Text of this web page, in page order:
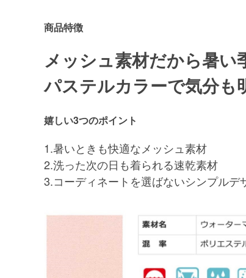
商品特徴
メッシュ素材だから暑い
パステルカラーで気分も
嬉しい3つのポイント
1.暑いときも快適なメッシュ素材
2.洗った次の日も着られる速乾素材
3.コーディネートを選ばないシンプルデ